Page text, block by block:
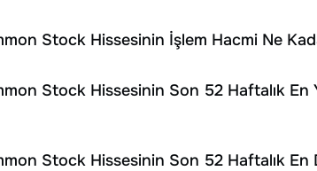
Stock Hissesinin İşlem Hacmi Ne
Stock Hissesinin Son 52 Haftalık En
Stock Hissesinin Son 52 Haftalık En